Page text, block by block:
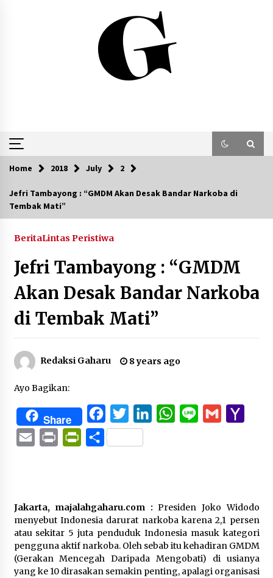
Home 2018 July 2
Jefri Tambayong : “GMDM Akan Desak Bandar Narkoba di
Tembak Mati”
BeritaLintas Peristiwa
Jefri Tambayong : “GMDM
Akan Desak Bandar Narkoba
di Tembak Mati”
Redaksi Gaharu 8 years ago
Ayo Bagikan:
Share FacebookTwitterLinkedInWhatsApp
Line Gmail
Email Print PrintFriendly
Share
Jakarta, majalahgaharu.com : Presiden Joko Widodo
menyebut Indonesia darurat narkoba karena 2,1 persen
atau sekitar 5 juta penduduk Indonesia masuk kategori
pengguna aktif narkoba. Oleh sebab itu kehadiran GMDM
(Gerakan Mencegah Daripada Mengobati) di usianya
yang ke 10 dirasakan semakin penting, apalagi organisasi